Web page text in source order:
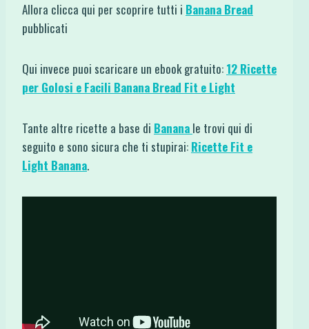
Allora clicca qui per scoprire tutti i Banana Bread
pubblicati
Qui invece puoi scaricare un ebook gratuito: 12 Ricette
per Golosi e Facili Banana Bread Fit e Light
Tante altre ricette a base di Banana le trovi qui di
seguito e sono sicura che ti stupirai: Ricette Fit e
Light Banana.